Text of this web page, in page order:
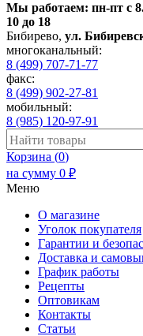
Мы работаем: пн-пт с
10 до 18
Бибирево, ул.
многоканальный:
8 (499) 707-71-77
факс:
8 (499) 902-27-81
мобильный:
8 (985) 120-97-91
Корзина (0)
на сумму 0 ₽
Меню
О магазине
Уголок покупателя
Гарантии и
Доставка и
График работы
Рецепты
Оптовикам
Контакты
Статьи